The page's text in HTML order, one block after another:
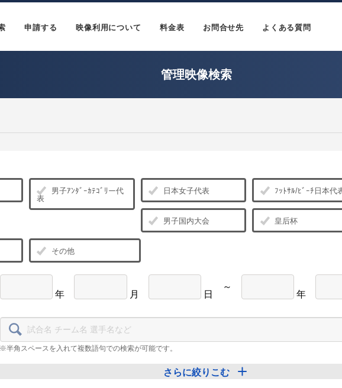
申請する 映像利用について 料金表 お問合せ先 よくある質問
管理映像検索
男子ｱﾝﾀﾞｰｶﾃｺﾞﾘー代
表
日本女子代表 ﾌｯﾄｻﾙ/ﾋﾞｰﾁ日本代
男子国内大会 皇后杯
その他
年 月 日
～
年
※半角スペースを入れて複数語句での検索が可能です。
さらに絞りこむ